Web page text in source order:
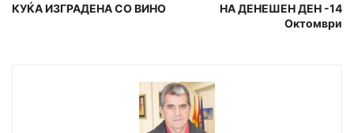
КУЌА ИЗГРАДЕНА СО ВИНО
НА ДЕНЕШЕН ДЕН -14
Октомври